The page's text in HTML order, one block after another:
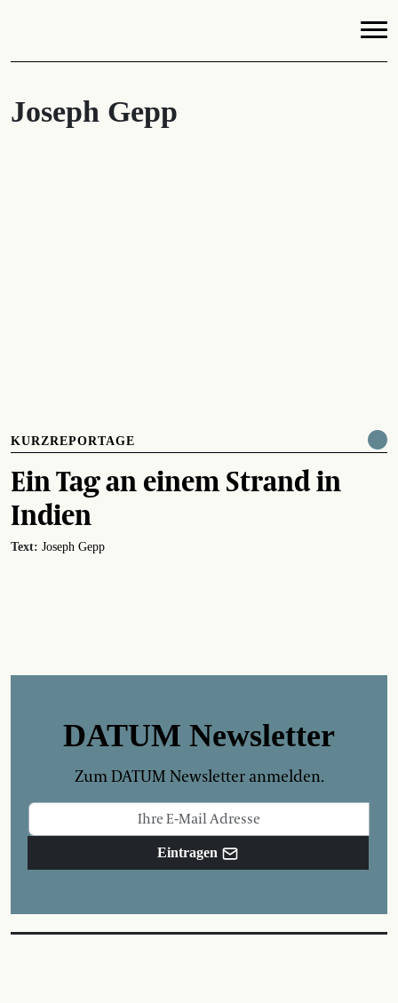
Joseph Gepp
KURZREPORTAGE
Ein Tag an einem Strand in
Indien
Text: Joseph Gepp
DATUM Newsletter
Zum DATUM Newsletter anmelden.
Eintragen